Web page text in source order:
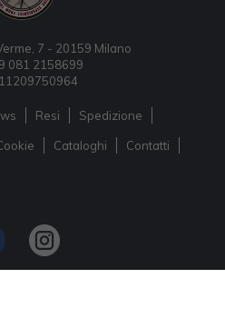
7 - 20159 Milano
081 2158699
Resi Spedizione
Cataloghi Contatti